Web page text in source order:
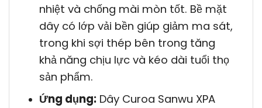
nhiệt và chống mài mòn tốt. Bề mặt
dây có lớp vải bền giúp giảm ma sát,
trong khi sợi thép bên trong tăng
khả năng chịu lực và kéo dài tuổi thọ
sản phẩm.
Ứng dụng:Dây Curoa Sanwu XPA